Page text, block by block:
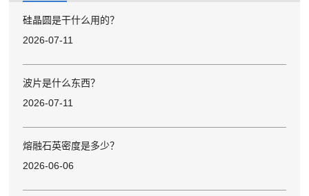
硅晶圆是干什么用的？
2026-07-11
波片是什么东西？
2026-07-11
熔融石英密度是多少？
2026-06-06